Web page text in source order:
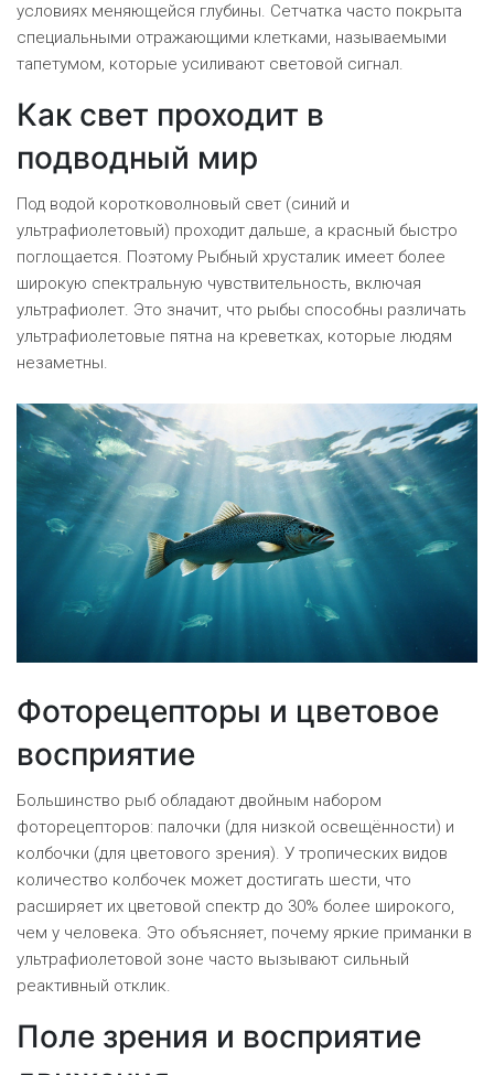
условиях меняющейся глубины. Сетчатка часто покрыта
специальными отражающими клетками, называемыми
тапетумом, которые усиливают световой сигнал.
Как свет проходит в
подводный мир
Под водой коротковолновый свет (синий и
ультрафиолетовый) проходит дальше, а красный быстро
поглощается. Поэтому Рыбный хрусталик имеет более
широкую спектральную чувствительность, включая
ультрафиолет. Это значит, что рыбы способны различать
ультрафиолетовые пятна на креветках, которые людям
незаметны.
Фоторецепторы и цветовое
восприятие
Большинство рыб обладают двойным набором
фоторецепторов: палочки (для низкой освещённости) и
колбочки (для цветового зрения). У тропических видов
количество колбочек может достигать шести, что
расширяет их цветовой спектр до 30% более широкого,
чем у человека. Это объясняет, почему яркие приманки в
ультрафиолетовой зоне часто вызывают сильный
реактивный отклик.
Поле зрения и восприятие